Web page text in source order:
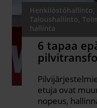
Taloushallinto,
hallinta
6 tapaa
etuja ovat
nopeus,